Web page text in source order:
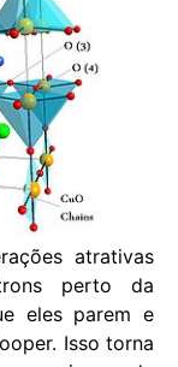
atrativas
perto da
eles parem e
Isso torna